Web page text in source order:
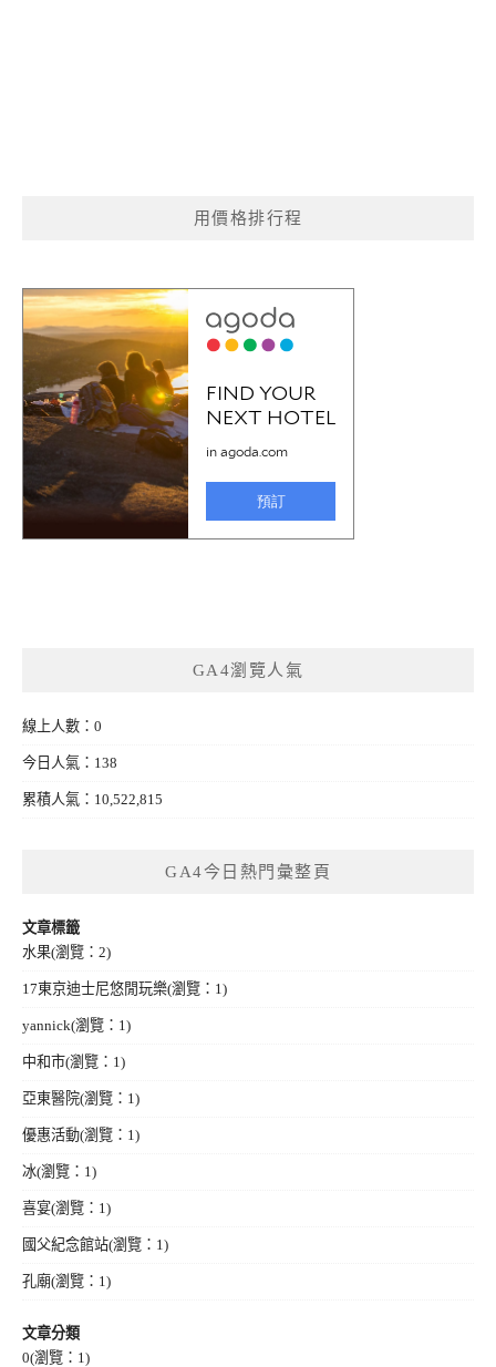
用價格排行程
GA4瀏覽人氣
線上人數：0
今日人氣：138
累積人氣：10,522,815
GA4今日熱門彙整頁
文章標籤
水果(瀏覽：2)
17東京迪士尼悠閒玩樂(瀏覽：1)
yannick(瀏覽：1)
中和市(瀏覽：1)
亞東醫院(瀏覽：1)
優惠活動(瀏覽：1)
冰(瀏覽：1)
喜宴(瀏覽：1)
國父紀念館站(瀏覽：1)
孔廟(瀏覽：1)
文章分類
0(瀏覽：1)